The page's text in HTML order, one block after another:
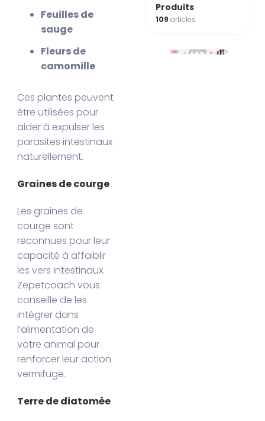
Feuilles de
sauge
Fleurs de
camomille
Ces plantes peuvent
être utilisées pour
aider à expulser les
parasites intestinaux
naturellement.
Graines de courge
Les graines de
courge sont
reconnues pour leur
capacité à affaiblir
les vers intestinaux.
Zepetcoach vous
conseille de les
intégrer dans
l’alimentation de
votre animal pour
renforcer leur action
vermifuge.
Terre de diatomée
Produits
109articles